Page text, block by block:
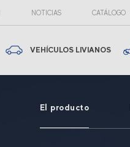
NOTICIAS CATÁLOGO
VEHÍCULOS LIVIANOS
El producto